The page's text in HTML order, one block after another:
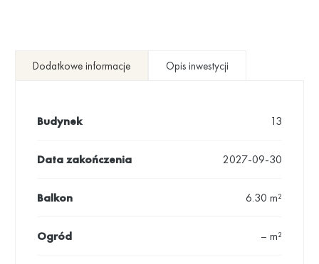
Dodatkowe informacje Opis inwestycji
Budynek 13
Data zakończenia 2027-09-30
Balkon 6.30 m²
Ogród – m²